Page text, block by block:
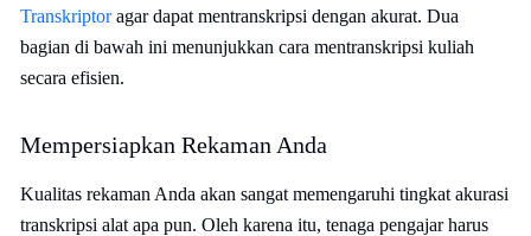
Transkriptoragar dapat mentranskripsi dengan akurat. Dua
bagian di bawah ini menunjukkan cara mentranskripsi kuliah
secara efisien.
Mempersiapkan Rekaman Anda
Kualitas rekaman Anda akan sangat memengaruhi tingkat akurasi
transkripsi alat apa pun. Oleh karena itu, tenaga pengajar harus